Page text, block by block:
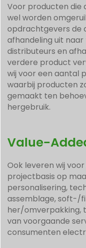
Voor producten die
wel worden
opdrachtgevers de
afhandeling uit
distributeurs en
verdere product
wij voor een aantal
waarbij producten
gemaakt ten
hergebruik.
Value-
Ook leveren wij
projectbasis op
personalisering,
assemblage, soft-/
her/omverpakking,
van voorgaande
consumenten